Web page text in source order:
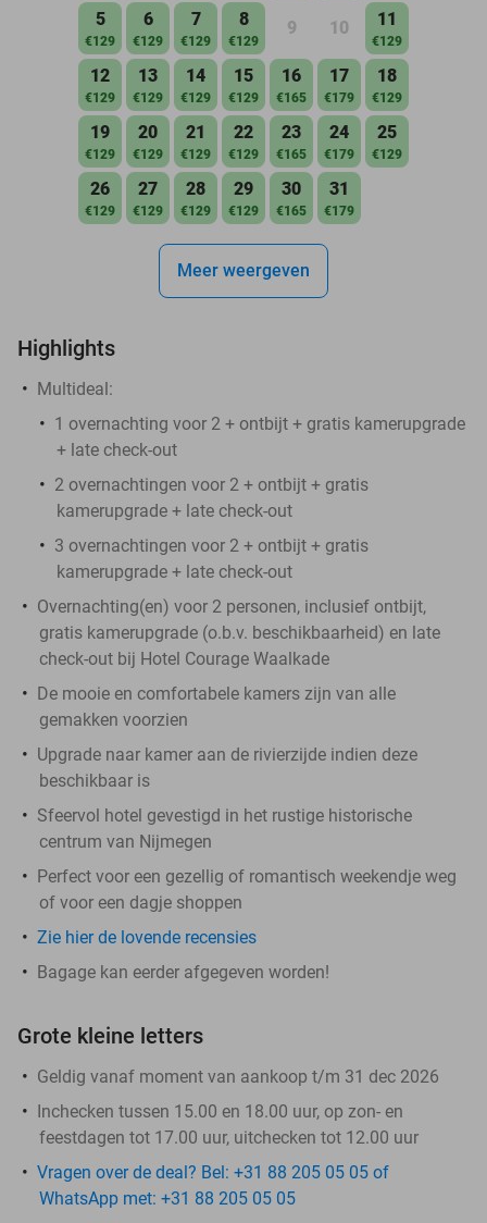
5
€129
6
€129
7
€129
8
€129
9 10 11
€129
12
€129
13
€129
14
€129
15
€129
16
€165
17
€179
18
€129
19
€129
20
€129
21
€129
22
€129
23
€165
24
€179
25
€129
26
€129
27
€129
28
€129
29
€129
30
€165
31
€179
Meer weergeven
Highlights
Multideal:
1 overnachting voor 2 + ontbijt + gratis kamerupgrade
+ late check-out
2 overnachtingen voor 2 + ontbijt + gratis
kamerupgrade + late check-out​
3 overnachtingen voor 2 + ontbijt + gratis
kamerupgrade + late check-out​
Overnachting(en) voor 2 personen, inclusief ontbijt,
gratis kamerupgrade (o.b.v. beschikbaarheid) en late
check-out bij Hotel Courage Waalkade
De mooie en comfortabele kamers zijn van alle
gemakken voorzien
Upgrade naar kamer aan de rivierzijde indien deze
beschikbaar is
Sfeervol hotel gevestigd in het rustige historische
centrum van Nijmegen
Perfect voor een gezellig of romantisch weekendje weg
of voor een dagje shoppen
Zie hier de lovende recensies
Bagage kan eerder afgegeven worden!
Grote kleine letters
Geldig vanaf moment van aankoop t/m 31 dec 2026
Inchecken tussen 15.00 en 18.00 uur, op zon- en
feestdagen tot 17.00 uur, uitchecken tot 12.00 uur
Vragen over de deal? Bel: +31 88 205 05 05 of
WhatsApp met: +31 88 205 05 05